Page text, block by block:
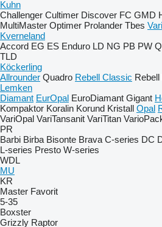
Kuhn
Challenger Cultimer Discover FC GMD
MultiMaster Optimer Prolander Tbes
Kverneland
Accord EG ES Enduro LD NG PB PW
TLD
Köckerling
Allrounder Quadro Rebell Classic Rebell
Lemken
Diamant EurOpal EuroDiamant Gigant
Kompaktor Koralin Korund Kristall Opal
VariOpal VariTansanit VariTitan
PR
Barbi Birba Bisonte Brava C-series DC
L-series Presto W-series
WDL
MU
KR
Master Favorit
5-35
Boxster
Grizzly Raptor